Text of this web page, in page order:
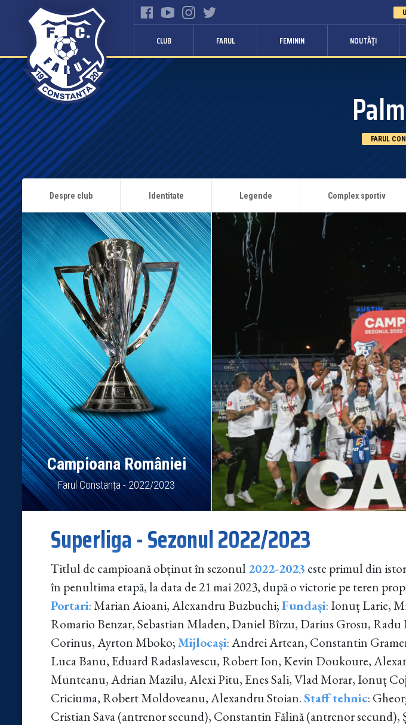
CLUB FARUL FEMININ NOUTĂȚI
FARUL
Despre club Identitate Legende Complex sportiv
Campioana României
Farul Constanța - 2022/2023
Superliga - Sezonul 2022/2023
Titlul de campioană obținut în sezonul 2022-2023 este primul din
în penultima etapă, la data de 21 mai 2023, după o victorie pe teren
Portari: Marian Aioani, Alexandru Buzbuchi;Fundași: Ionuț Larie,
Romario Benzar, Sebastian Mladen, Daniel Bîrzu, Darius Grosu,
Corinus, Ayrton Mboko;Mijlocași: Andrei Artean, Constantin
Luca Banu, Eduard Radaslavescu, Robert Ion, Kevin Doukoure,
Munteanu, Adrian Mazilu, Alexi Pitu, Enes Sali, Vlad Morar, Ionuț
Criciuma, Robert Moldoveanu, Alexandru Stoian.Staff tehnic:
Cristian Sava (antrenor secund), Constantin Fălină (antrenor